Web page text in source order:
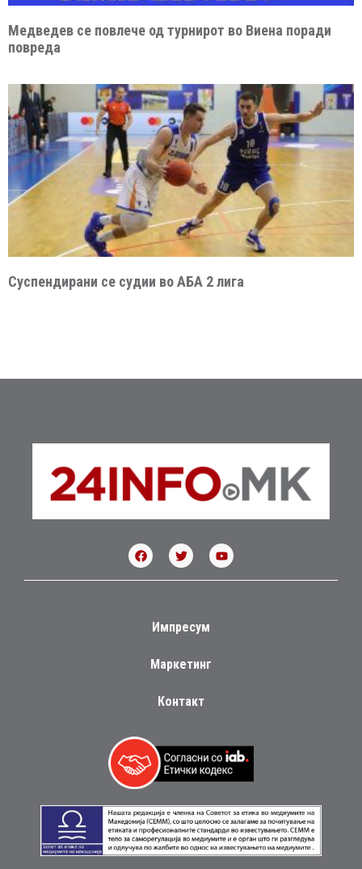
Медведев се повлече од турнирот во Виена поради
повреда
Суспендирани се судии во АБА 2 лига
Импресум
Маркетинг
Контакт